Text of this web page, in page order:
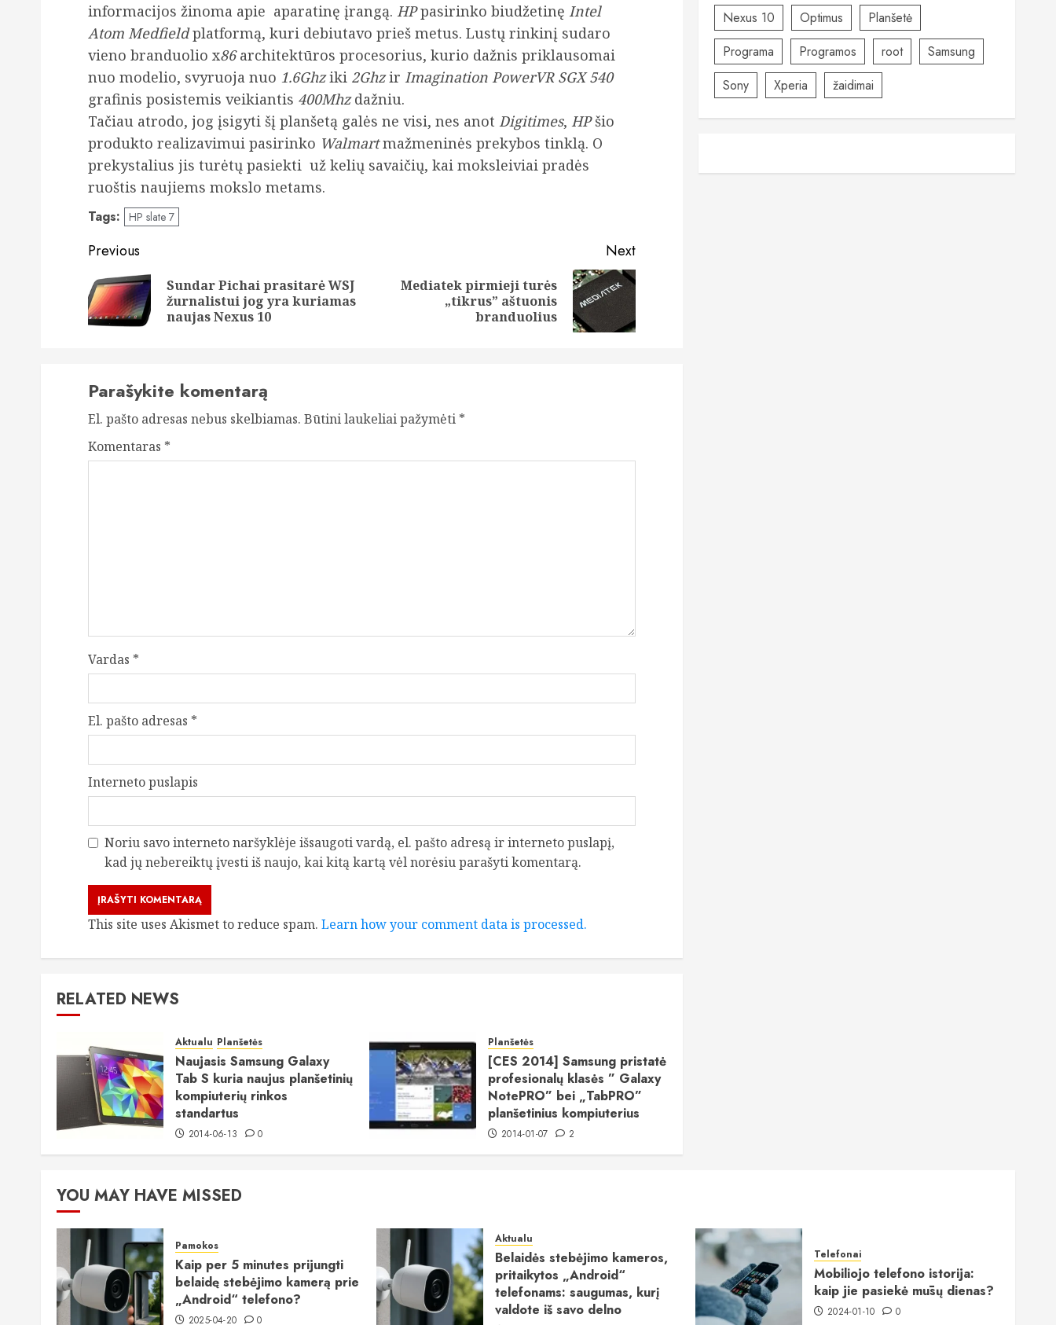
informacijos žinoma apie aparatinę įrangą. HPpasirinko biudžetinę Intel
Atom Medfieldplatformą, kuri debiutavo prieš metus. Lustų rinkinį sudaro
vieno branduolio x86architektūros procesorius, kurio dažnis priklausomai
nuo modelio, svyruoja nuo 1.6Ghziki 2Ghzir Imagination PowerVR SGX 540
grafinis posistemis veikiantis 400Mhzdažniu.
Tačiau atrodo, jog įsigyti šį planšetą galės ne visi, nes anot Digitimes, HPšio
produkto realizavimui pasirinko Walmartmažmeninės prekybos tinklą. O
prekystalius jis turėtų pasiekti už kelių savaičių, kai moksleiviai pradės
ruoštis naujiems mokslo metams.
Tags: HP slate 7
Post
navigation
Previous
Previous
Sundar Pichai prasitarė WSJ
žurnalistui jog yra kuriamas
naujas Nexus 10
Next
Mediatek pirmieji turės
„tikrus” aštuonis
branduolius
Parašykite komentarą
El. pašto adresas nebus skelbiamas. Būtini laukeliai pažymėti *
Komentaras *
Vardas *
El. pašto adresas *
Interneto puslapis
Noriu savo interneto naršyklėje išsaugoti vardą, el. pašto adresą ir interneto puslapį,
kad jų nebereiktų įvesti iš naujo, kai kitą kartą vėl norėsiu parašyti komentarą.
This site uses Akismet to reduce spam. Learn how your comment data is processed.
RELATED NEWS
Aktualu Planšetės
Naujasis Samsung Galaxy
Tab S kuria naujus planšetinių
kompiuterių rinkos
standartus
2014-06-13 0
Planšetės
[CES 2014] Samsung pristatė
profesionalų klasės ” Galaxy
NotePRO” bei „TabPRO”
planšetinius kompiuterius
2014-01-07 2
Nexus 10
Optimus
Planšetė
Programa
Programos root
Samsung
Sony
Xperia žaidimai
YOU MAY HAVE MISSED
Pamokos
Kaip per 5 minutes prijungti
belaidę stebėjimo kamerą prie
„Android“ telefono?
2025-04-20 0
Aktualu
Belaidės stebėjimo kameros,
pritaikytos „Android“
telefonams: saugumas, kurį
valdote iš savo delno
Telefonai
Mobiliojo telefono istorija:
kaip jie pasiekė mūsų dienas?
2024-01-10 0